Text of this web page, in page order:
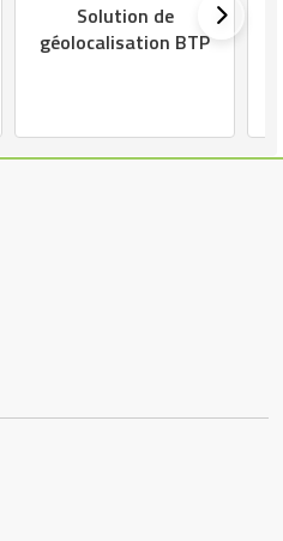
Solution de
géolocalisation BTP